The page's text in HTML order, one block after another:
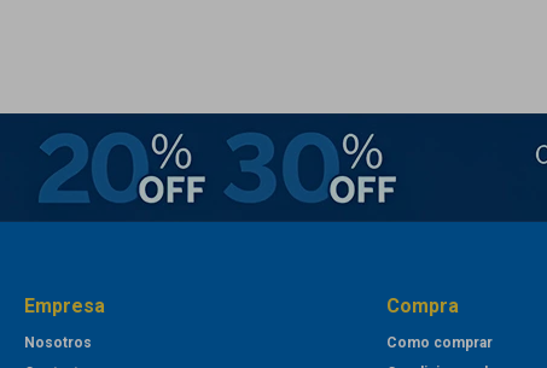
Empresa
Nosotros
Compra
Como comprar